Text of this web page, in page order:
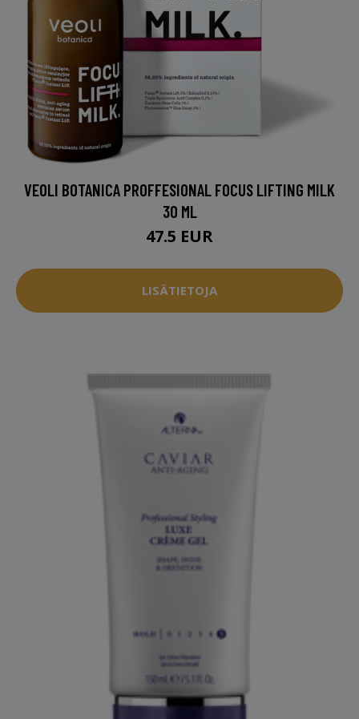
VEOLI BOTANICA PROFFESIONAL FOCUS LIFTING MILK
30 ML
47.5 EUR
LISÄTIETOJA